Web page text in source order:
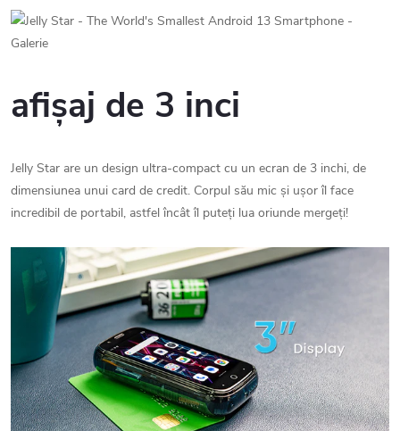
afișaj de 3 inci
Jelly Star are un design ultra-compact cu un ecran de 3 inchi, de
dimensiunea unui card de credit. Corpul său mic și ușor îl face
incredibil de portabil, astfel încât îl puteți lua oriunde mergeți!